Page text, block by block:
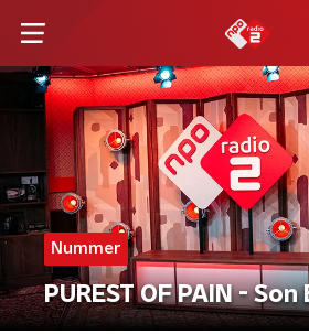
Nummer
PUREST OF PAIN - Son